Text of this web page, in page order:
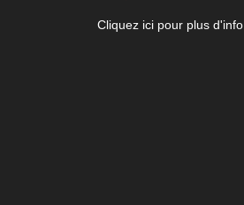
Cliquez ici pour plus d'info